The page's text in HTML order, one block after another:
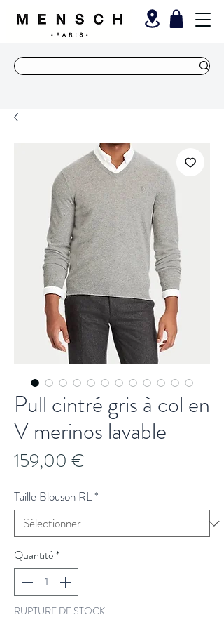
Pull cintré gris à col en
V merinos lavable
159,00 €
Taille Blouson RL*
Quantité*
RUPTURE DE STOCK